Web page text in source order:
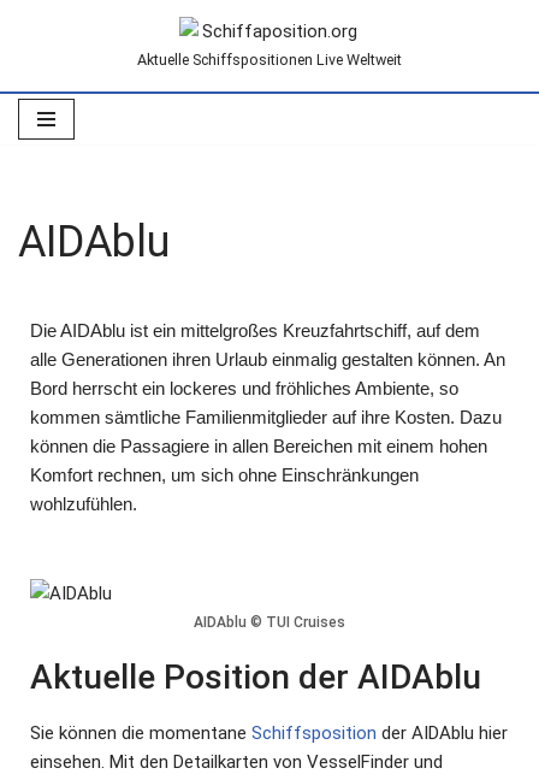
Inhalt
springen
Aktuelle Schiffspositionen Live Weltweit
AIDAblu
Die AIDAblu ist ein mittelgroßes Kreuzfahrtschiff, auf dem
alle Generationen ihren Urlaub einmalig gestalten können. An
Bord herrscht ein lockeres und fröhliches Ambiente, so
kommen sämtliche Familienmitglieder auf ihre Kosten. Dazu
können die Passagiere in allen Bereichen mit einem hohen
Komfort rechnen, um sich ohne Einschränkungen
wohlzufühlen.
AIDAblu © TUI Cruises
Aktuelle Position der AIDAblu
Sie können die momentane Schiffsposition der AIDAblu hier
einsehen. Mit den Detailkarten von VesselFinder und